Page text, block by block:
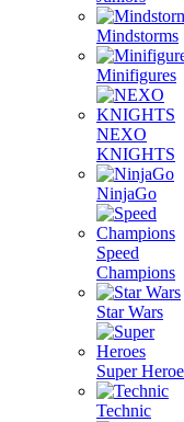
Mindstorms
Minifigures
NEXO
KNIGHTS
NinjaGo
Speed
Champions
Star Wars
Super
Technic